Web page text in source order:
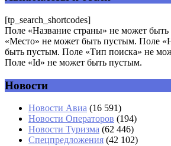
Имя *
Email*
[tp_search_shortcodes]
Поле «Название страны» не может
«Место» не может быть пустым. Поле
быть пустым. Поле «Тип поиска» не
Поле «Id» не может быть пустым.
Новости
Новости Авиа (16 591)
Новости Операторов (194)
Новости Туризма (62 446)
Спецпредложения (42 102)